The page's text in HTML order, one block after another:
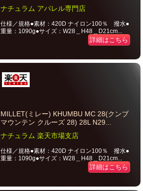
ナチュラム アパレル専門店
仕様／規格●素材：420D ナイロン100％ 撥水●
重量：1090g●サイズ：W28＿H48＿D21cm...
詳細はこちら
MILLET(ミレー) KHUMBU MC 28(クンブ
マウンテン クルーズ 28) 28L N29...
ナチュラム 楽天市場支店
仕様／規格●素材：420D ナイロン100％ 撥水●
重量：1090g●サイズ：W28＿H48＿D21cm...
詳細はこちら